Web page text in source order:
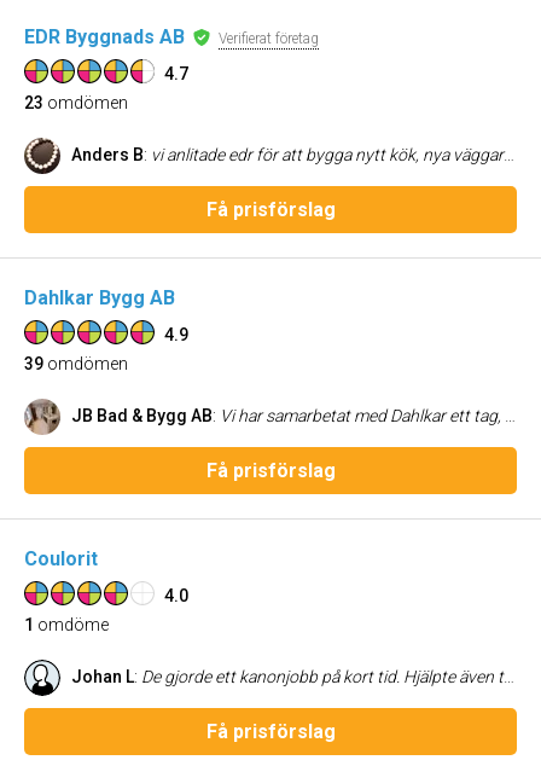
EDR Byggnads AB Verifierat företag
4.7
23 omdömen
Anders B: vi anlitade edr för att bygga nytt kök, nya väggar samt ändra väggar i ett rum. Första kontakten var mycket snabb och proffsig. Vi fick bra hjälp med förslag. Hantverarna arbetade bra och snabbt. De tog stort hänsyn till våra behov o önskemål. Enda minus var att de inte kunde svenska men i övrigt rekommenderar jag EDR varmt. Jag har rekommenderat dem till bekanta som också blivit nöjda.
Få prisförslag
Dahlkar Bygg AB
4.9
39 omdömen
JB Bad & Bygg AB: Vi har samarbetat med Dahlkar ett tag, professionella och alltid mån om detaljer och bästa lösning. Enkla att ha med att göra , solklar femma !
Få prisförslag
Coulorit
4.0
1 omdöme
Johan L: De gjorde ett kanonjobb på kort tid. Hjälpte även till med rådgivning odyl. Vi är helnöjda.
Få prisförslag